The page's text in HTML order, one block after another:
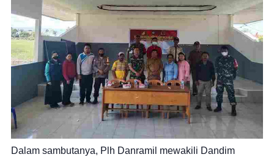
Dalam sambutanya, Plh Danramil mewakili Dandim